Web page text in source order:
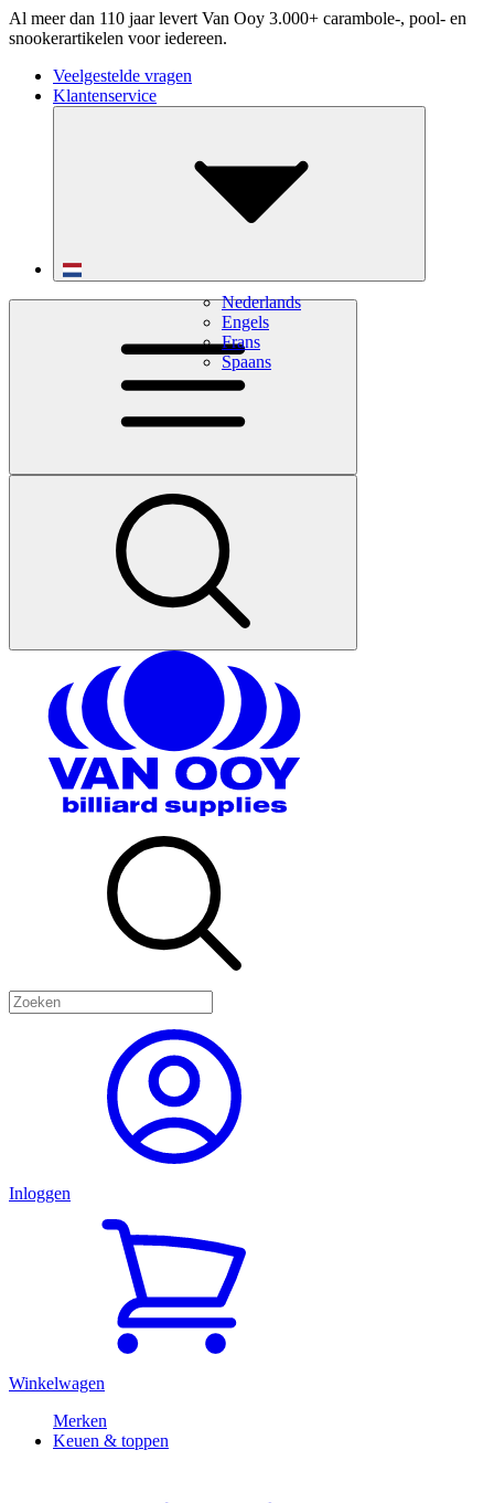
Al meer dan 110 jaar levert Van Ooy 3.000+ carambole-, pool- en
snookerartikelen voor iedereen.
Veelgestelde vragen
Klantenservice
Nederlands
Engels
Frans
Spaans
Inloggen
Winkelwagen
Merken
Keuen & toppen